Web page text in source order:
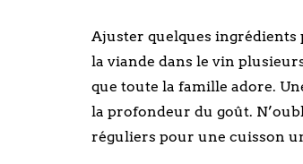
Ajuster quelques
la viande dans le vin
que toute la famille adore.
la profondeur du goût.
réguliers pour une cuisson